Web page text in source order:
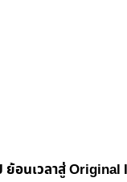
อนเวลาสู่ Original